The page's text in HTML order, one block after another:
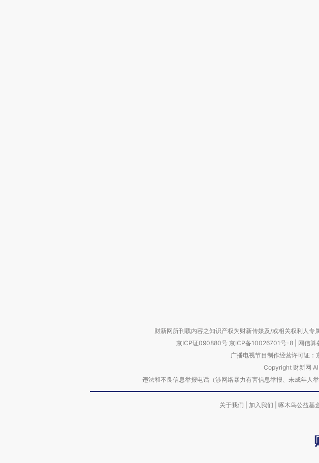
财新网所刊载内容之知识产权为财新传媒及/或相关权利人专
京ICP证090880号 京ICP备10026701号-8 网信
广播电视节目制作经营许可证：
Copyright 财新网
违法和不良信息举报电话（涉网络暴力有害信息举报、未成年
关于我们 加入我们 啄木鸟公益基